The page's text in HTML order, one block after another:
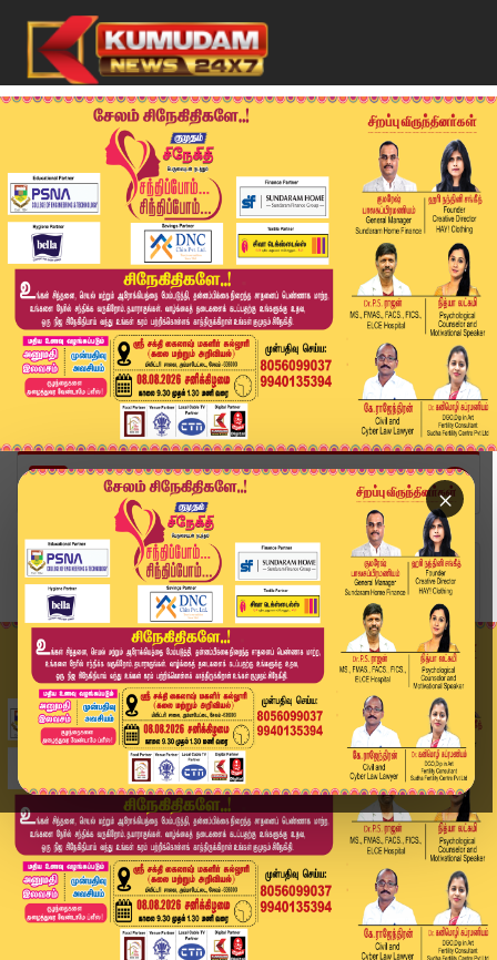
×
Home
வீடியோ ஸ்டோரி
முன்னிலையில் விஜய் கொண்டாட்டத்தில் தொண்டர்கள் |...